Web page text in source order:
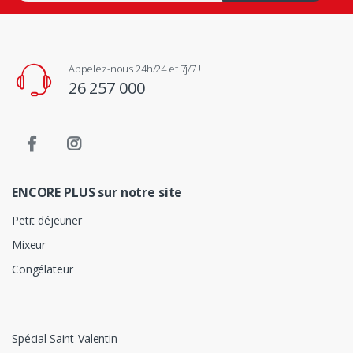
Appelez-nous 24h/24 et 7j/7 !
26 257 000
ENCORE PLUS sur notre site
Petit déjeuner
Mixeur
Congélateur
Spécial Saint-Valentin